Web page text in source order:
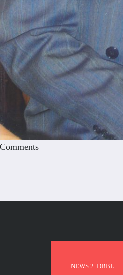
Comments
NEWS 2. DBBL